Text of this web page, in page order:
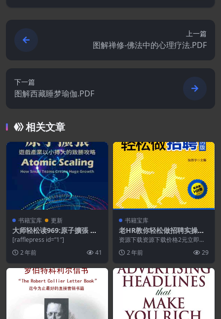
上一篇
图解禅修-佛法中的心理疗法.PDF
下一篇
图解西藏睡梦瑜伽.PDF
相关文章
书籍宝库 更新
大师轻松读969:原子擴張 遊
戲產業以小搏大的致勝攻略
[rafflepress id=”1″]
2 年前
41
书籍宝库
老HR教你轻松做招聘实操案
例版.PDF
资源下载资源下载价格2元立即购
2 年前 29